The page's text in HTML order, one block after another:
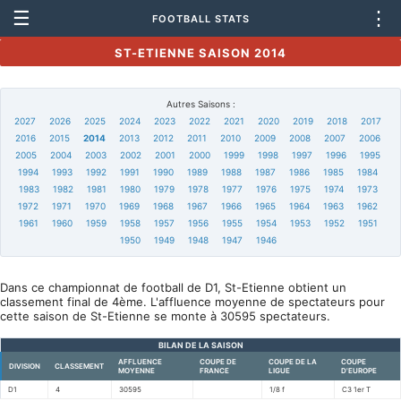
☰ FOOTBALL STATS ⋮
ST-ETIENNE SAISON 2014
Autres Saisons :
2027
2026 2025 2024 2023 2022 2021 2020 2019 2018
2017
2016
2015 2014 2013 2012 2011 2010 2009 2008 2007
2006
2005
2004 2003 2002 2001 2000 1999 1998 1997 1996
1995
1994
1993 1992 1991 1990 1989 1988 1987 1986 1985
1984
1983
1982 1981 1980 1979 1978 1977 1976 1975 1974
1973
1972
1971 1970 1969 1968 1967 1966 1965 1964 1963
1962
1961
1960 1959 1958 1957 1956 1955 1954 1953 1952
1951
1950
1949 1948 1947 1946
Dans ce championnat de football de D1, St-Etienne obtient un
classement final de 4ème. L'affluence moyenne de spectateurs pour
cette saison de St-Etienne se monte à 30595 spectateurs.
BILAN DE LA SAISON
DIVISION CLASSEMENT
AFFLUENCE
MOYENNE
COUPE DE
FRANCE
COUPE DE LA
LIGUE
COUPE
D'EUROPE
D1 4 30595 1/8 f C3 1er T